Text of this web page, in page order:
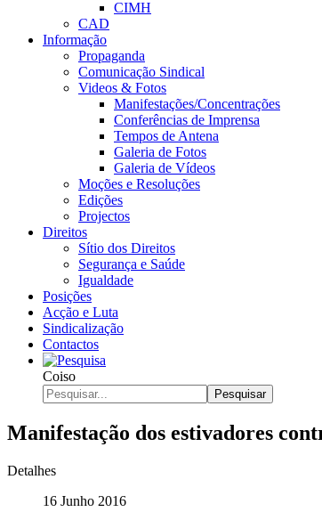
CIMH
CAD
Informação
Propaganda
Comunicação Sindical
Videos & Fotos
Manifestações/Concentrações
Conferências de Imprensa
Tempos de Antena
Galeria de Fotos
Galeria de Vídeos
Moções e Resoluções
Edições
Projectos
Direitos
Sítio dos Direitos
Segurança e Saúde
Igualdade
Posições
Acção e Luta
Sindicalização
Contactos
Coiso
Pesquisar
Manifestação dos estivadores
Detalhes
16 Junho 2016